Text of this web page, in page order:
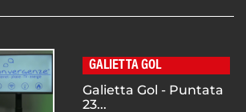
GALIETTA GOL
Galietta Gol - Puntata
23...